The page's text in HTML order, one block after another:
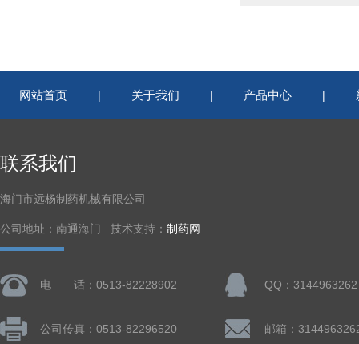
网站首页 | 关于我们 | 产品中心 |
联系我们
海门市远杨制药机械有限公司
公司地址：南通海门 技术支持： 制药网
电 话：0513-82228902 QQ：3144963262
公司传真：0513-82296520 邮箱：